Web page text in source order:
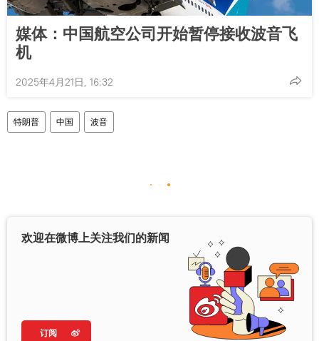
媒体：中国航空公司开始暂停接收波音飞
机
2025年4月21日, 16:32
特朗普 中国 波音
欢迎在微博上关注我们的新闻
订阅